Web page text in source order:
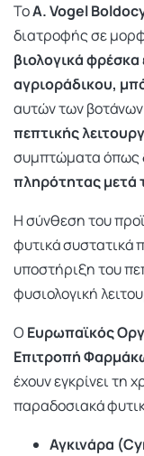
ΤοA. Vogel
διατροφής σε
βιολογικά
αγριοράδικου,
αυτών των
πεπτικής
συμπτώματα όπως
πληρότητας μετά
Η σύνθεση του
φυτικά συστατικά
υποστήριξη του
φυσιολογική
Ο Ευρωπαϊκός
Επιτροπή
έχουν εγκρίνει
παραδοσιακά
Αγκινάρα